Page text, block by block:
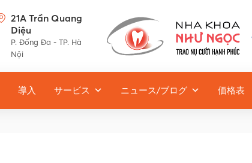
21A Trần Quang
Diệu
P. Đống Đa - TP. Hà
Nội
導入 サービス ニュース/ブログ 価格表